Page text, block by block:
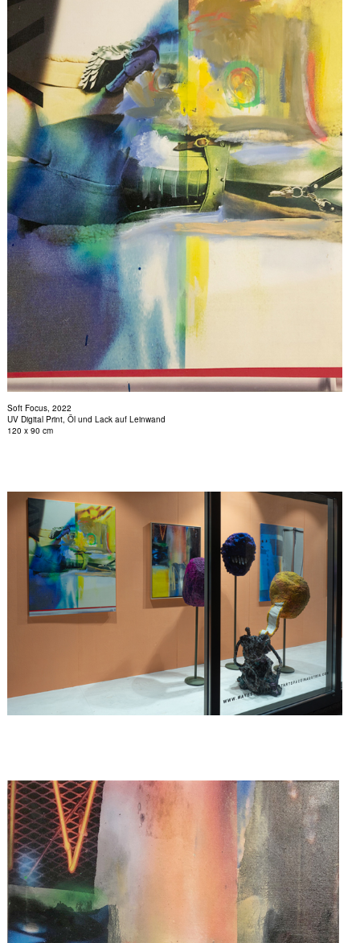
Soft Focus, 2022
UV Digital Print, Öl und Lack auf Leinwand
120 x 90 cm